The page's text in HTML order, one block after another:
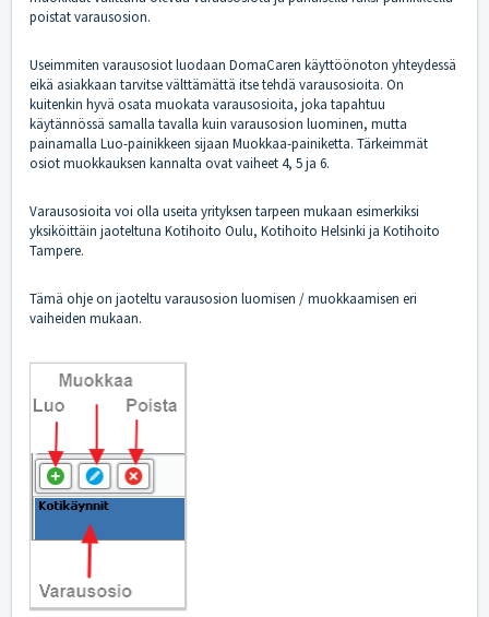
poistat varausosion.
Useimmiten varausosiot luodaan DomaCaren käyttöönoton yhteydessä
eikä asiakkaan tarvitse välttämättä itse tehdä varausosioita. On
kuitenkin hyvä osata muokata varausosioita, joka tapahtuu
käytännössä samalla tavalla kuin varausosion luominen, mutta
painamalla Luo-painikkeen sijaan Muokkaa-painiketta. Tärkeimmät
osiot muokkauksen kannalta ovat vaiheet 4, 5 ja 6.
Varausosioita voi olla useita yrityksen tarpeen mukaan esimerkiksi
yksiköittäin jaoteltuna Kotihoito Oulu, Kotihoito Helsinki ja Kotihoito
Tampere.
Tämä ohje on jaoteltu varausosion luomisen / muokkaamisen eri
vaiheiden mukaan.